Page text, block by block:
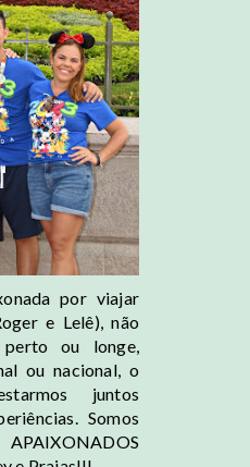
por viajar
e Lelê), não
ou longe,
ou nacional, o
juntos
Somos